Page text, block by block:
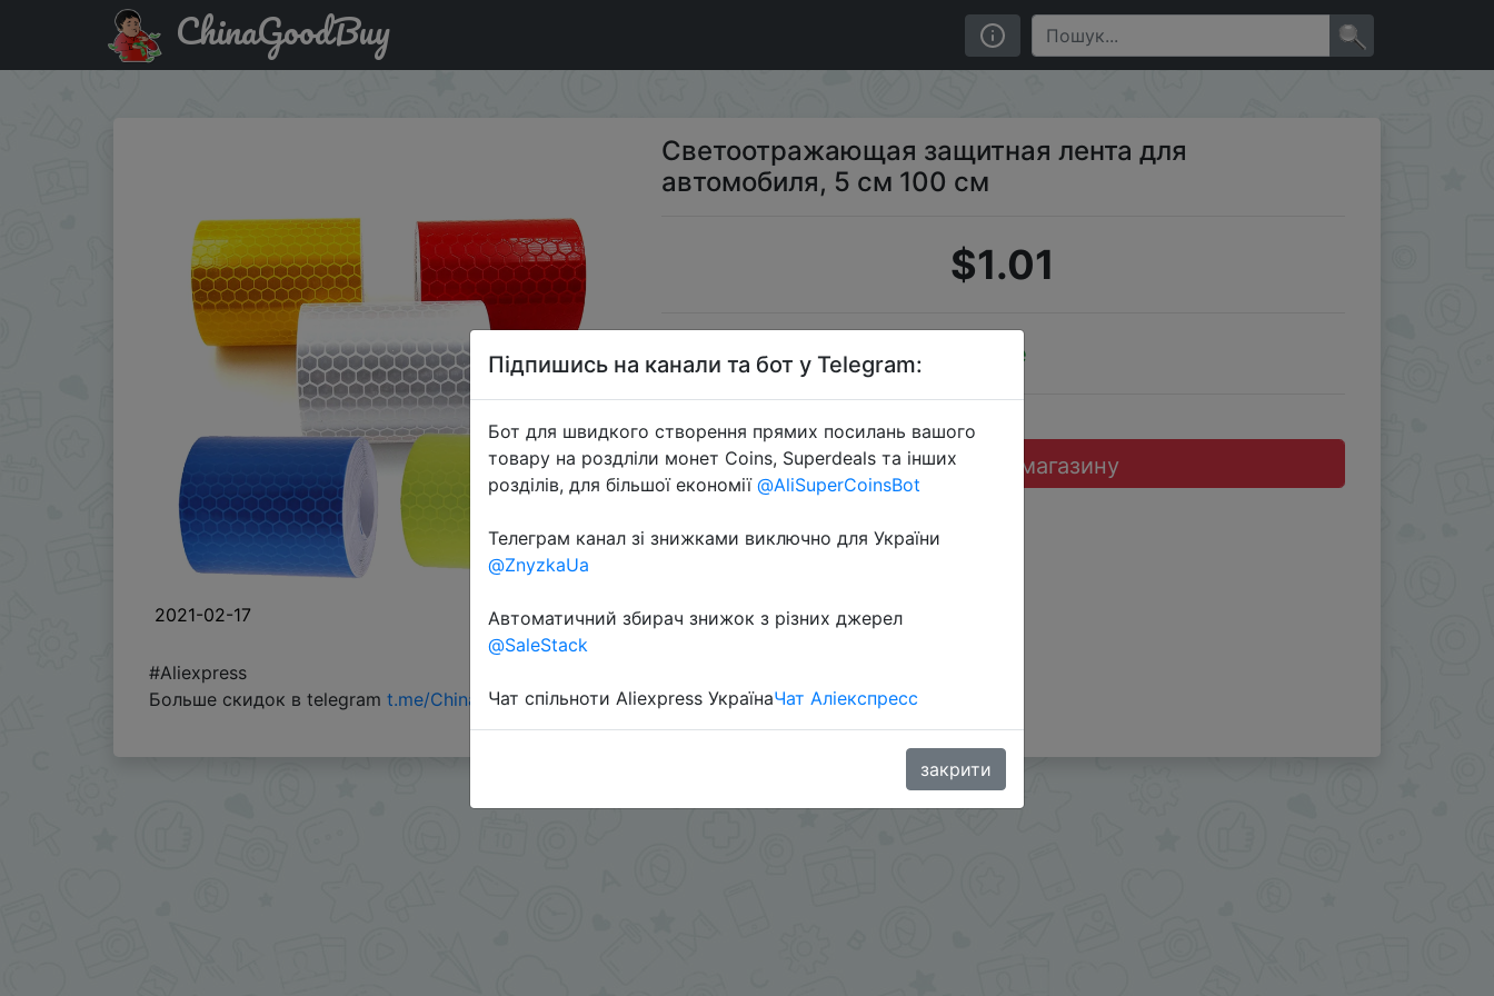
Придбати Светоотражающая защитная лента для автомобиля, 5 см 100 см
ChinaGoodBuy
2021-02-17
Светоотражающая защитная лента для
автомобиля, 5 см 100 см
$1.01
Sale
Перейти до магазину
#Aliexpress
Больше скидок в telegram t.me/ChinaGoodBuy
Підпишись на канали та бот у Telegram:
Бот для швидкого створення прямих посилань вашого
товару на роздліли монет Coins, Superdeals та інших
розділів, для більшої економії @AliSuperCoinsBot
Телеграм канал зі знижками виключно для України
@ZnyzkaUa
Автоматичний збирач знижок з різних джерел
@SaleStack
Чат спільноти Aliexpress УкраїнаЧат Аліекспресс
закрити